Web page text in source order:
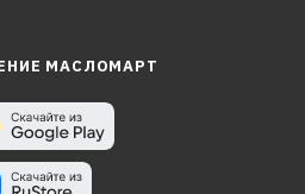
МАСЛОМАРТ